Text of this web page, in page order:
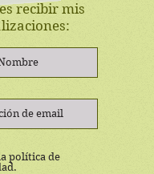
política de
recibir mis